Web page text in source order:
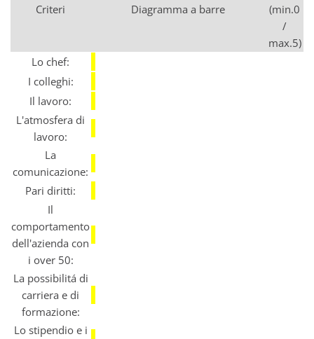
Criteri Diagramma a barre
(min.0
/
max.5)
Lo chef:
I colleghi:
Il lavoro:
L'atmosfera di
lavoro:
La
comunicazione:
Pari diritti:
Il
comportamento
dell'azienda con
i over 50:
La possibilitá di
carriera e di
formazione:
Lo stipendio e i